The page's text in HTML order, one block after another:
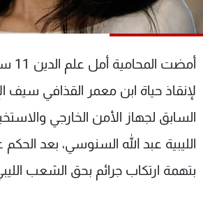
لإنقاذ حياة ابن معمر القذافي سيف
السابق لجهاز الأمن الخارجي
الليبية عبد الله السنوسي، بعد الحكم
بتهمة ارتكاب جرائم بحق الشعب
شاهد البرامج
الترددات
الإنـتـاج
تواصل معنا
سياسة